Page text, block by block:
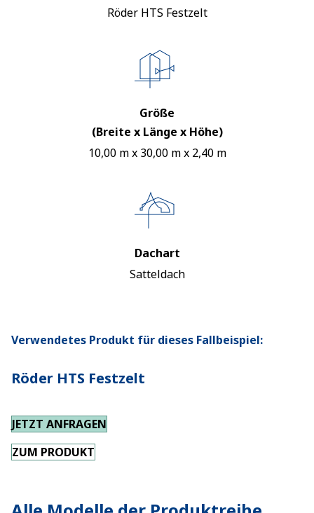
Röder HTS Festzelt
Größe
(Breite x Länge x Höhe)
10,00 m x 30,00 m x 2,40 m
Dachart
Satteldach
Verwendetes Produkt für dieses Fallbeispiel:
Röder HTS Festzelt
JETZT ANFRAGEN
ZUM PRODUKT